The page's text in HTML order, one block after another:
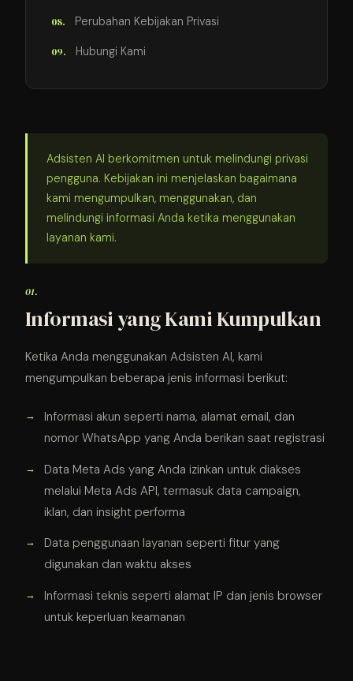
Perubahan Kebijakan Privasi
Hubungi Kami
Adsisten AI berkomitmen untuk melindungi privasi
pengguna. Kebijakan ini menjelaskan bagaimana
kami mengumpulkan, menggunakan, dan
melindungi informasi Anda ketika menggunakan
layanan kami.
01.
Informasi yang Kami Kumpulkan
Ketika Anda menggunakan Adsisten AI, kami
mengumpulkan beberapa jenis informasi berikut:
Informasi akun seperti nama, alamat email, dan
nomor WhatsApp yang Anda berikan saat registrasi
Data Meta Ads yang Anda izinkan untuk diakses
melalui Meta Ads API, termasuk data campaign,
iklan, dan insight performa
Data penggunaan layanan seperti fitur yang
digunakan dan waktu akses
Informasi teknis seperti alamat IP dan jenis browser
untuk keperluan keamanan